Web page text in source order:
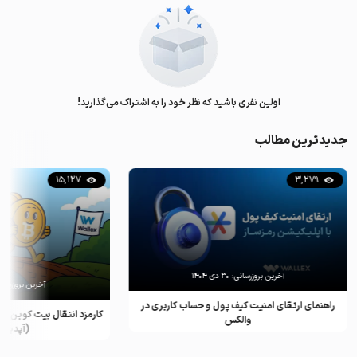
اولین نفری باشید که نظر خود را به اشتراک می‌گذارید!
جدیدترین مطالب
راهنمای ارتقای امنیت کیف پول و حساب کاربری در
والکس
3,279
آخرین بروزرسانی: ۳۰ دی ۱۴۰۴
کارمزد انتقال بیت کوین
(آپدیت
15,127
آخرین